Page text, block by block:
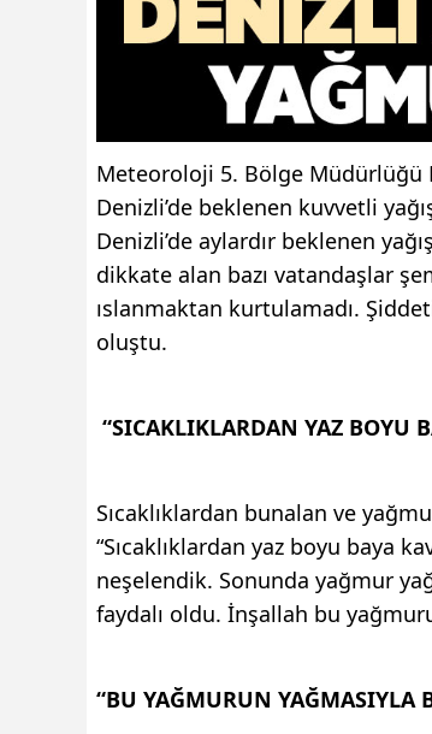
Meteoroloji 5. Bölge Müdürlüğü
Denizli’de beklenen kuvvetli
Denizli’de aylardır beklenen
dikkate alan bazı vatandaşlar
ıslanmaktan kurtulamadı.
oluştu.
“SICAKLIKLARDAN YAZ BOYU
Sıcaklıklardan bunalan ve
“Sıcaklıklardan yaz boyu baya
neşelendik. Sonunda yağmur
faydalı oldu. İnşallah bu
“BU YAĞMURUN YAĞMASIYLA